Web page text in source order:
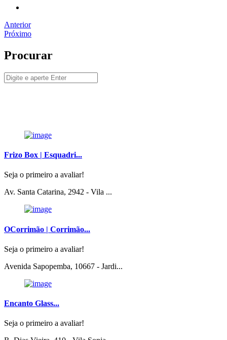
Anterior
Próximo
Procurar
Frizo Box | Esquadri...
Seja o primeiro a avaliar!
Av. Santa Catarina, 2942 - Vila ...
OCorrimão | Corrimão...
Seja o primeiro a avaliar!
Avenida Sapopemba, 10667 - Jardi...
Encanto Glass...
Seja o primeiro a avaliar!